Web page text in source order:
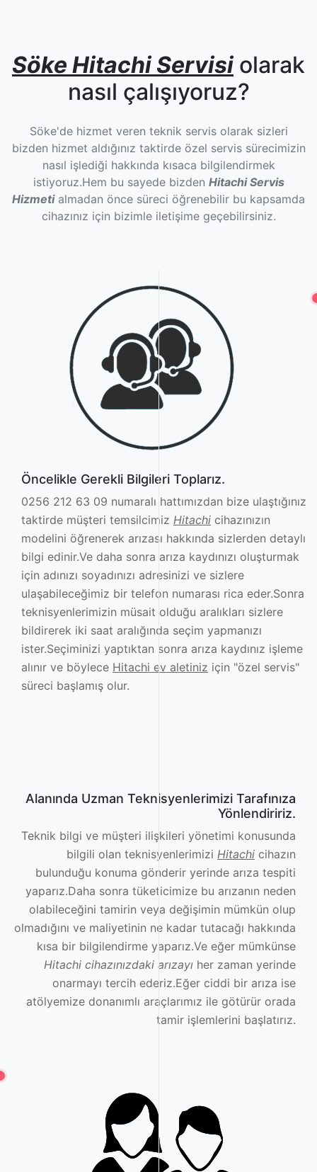
Söke Hitachi Servisiolarak
nasıl çalışıyoruz?
Söke'de hizmet veren teknik servis olarak sizleri
bizden hizmet aldığınız taktirde özel servis sürecimizin
nasıl işlediği hakkında kısaca bilgilendirmek
istiyoruz.Hem bu sayede bizden Hitachi Servis
Hizmetialmadan önce süreci öğrenebilir bu kapsamda
cihazınız için bizimle iletişime geçebilirsiniz.
Öncelikle Gerekli Bilgileri Toplarız.
0256 212 63 09 numaralı hattımızdan bize ulaştığınız
taktirde müşteri temsilcimiz Hitachi cihazınızın
modelini öğrenerek arızası hakkında sizlerden detaylı
bilgi edinir.Ve daha sonra arıza kaydınızı oluşturmak
için adınızı soyadınızı adresinizi ve sizlere
ulaşabileceğimiz bir telefon numarası rica eder.Sonra
teknisyenlerimizin müsait olduğu aralıkları sizlere
bildirerek iki saat aralığında seçim yapmanızı
ister.Seçiminizi yaptıktan sonra arıza kaydınız işleme
alınır ve böylece Hitachi ev aletiniz için "özel servis"
süreci başlamış olur.
Alanında Uzman Teknisyenlerimizi Tarafınıza
Yönlendiririz.
Teknik bilgi ve müşteri ilişkileri yönetimi konusunda
bilgili olan teknisyenlerimizi Hitachi cihazın
bulunduğu konuma gönderir yerinde arıza tespiti
yaparız.Daha sonra tüketicimize bu arızanın neden
olabileceğini tamirin veya değişimin mümkün olup
olmadığını ve maliyetinin ne kadar tutacağı hakkında
kısa bir bilgilendirme yaparız.Ve eğer mümkünse
Hitachi cihazınızdaki arızayı her zaman yerinde
onarmayı tercih ederiz.Eğer ciddi bir arıza ise
atölyemize donanımlı araçlarımız ile götürür orada
tamir işlemlerini başlatırız.